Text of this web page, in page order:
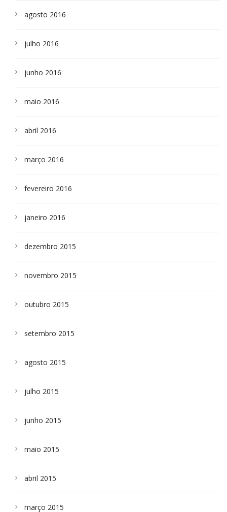
agosto 2016
julho 2016
junho 2016
maio 2016
abril 2016
março 2016
fevereiro 2016
janeiro 2016
dezembro 2015
novembro 2015
outubro 2015
setembro 2015
agosto 2015
julho 2015
junho 2015
maio 2015
abril 2015
março 2015